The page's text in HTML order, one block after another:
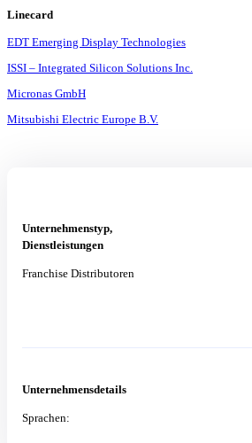
Linecard
EDT Emerging Display Technologies
ISSI – Integrated Silicon Solutions Inc.
Micronas GmbH
Mitsubishi Electric Europe B.V.
Unternehmenstyp,
Dienstleistungen
Franchise Distributoren
Unternehmensdetails
Sprachen: